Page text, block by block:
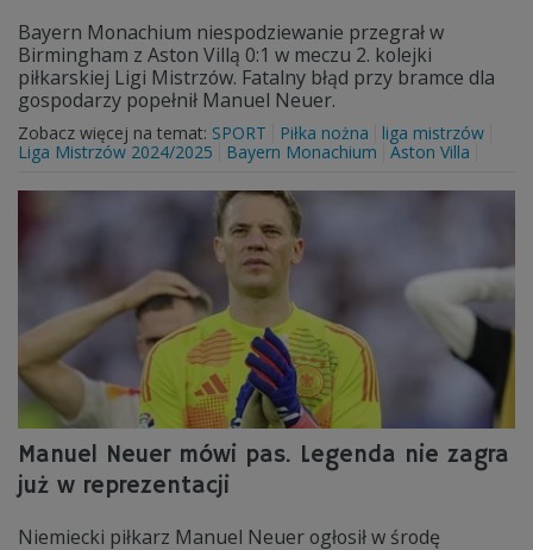
Bayern Monachium niespodziewanie przegrał w
Birmingham z Aston Villą 0:1 w meczu 2. kolejki
piłkarskiej Ligi Mistrzów. Fatalny błąd przy bramce dla
gospodarzy popełnił Manuel Neuer.
Zobacz więcej na temat: SPORT Piłka nożna
liga mistrzów
Liga Mistrzów 2024/2025
Bayern Monachium Aston Villa
Manuel Neuer mówi pas. Legenda nie zagra
już w reprezentacji
Niemiecki piłkarz Manuel Neuer ogłosił w środę